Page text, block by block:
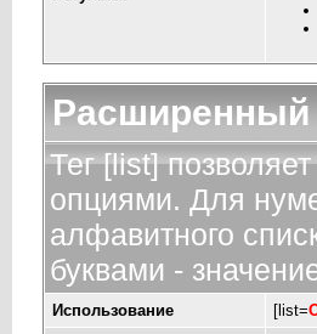
Расширенный
Тег [list]
опциями. Для
алфавитного
буквами -
Использование [list=